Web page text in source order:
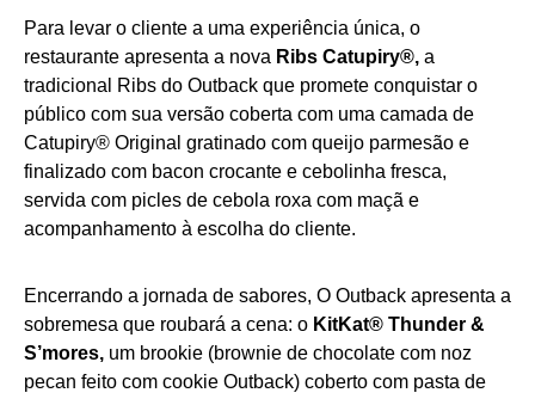
Para levar o cliente a uma experiência única, o
restaurante apresenta a nova Ribs Catupiry®, a
tradicional Ribs do Outback que promete conquistar o
público com sua versão coberta com uma camada de
Catupiry® Original gratinado com queijo parmesão e
finalizado com bacon crocante e cebolinha fresca,
servida com picles de cebola roxa com maçã e
acompanhamento à escolha do cliente.
Encerrando a jornada de sabores, O Outback apresenta a
sobremesa que roubará a cena: o KitKat® Thunder &
S’mores, um brookie (brownie de chocolate com noz
pecan feito com cookie Outback) coberto com pasta de